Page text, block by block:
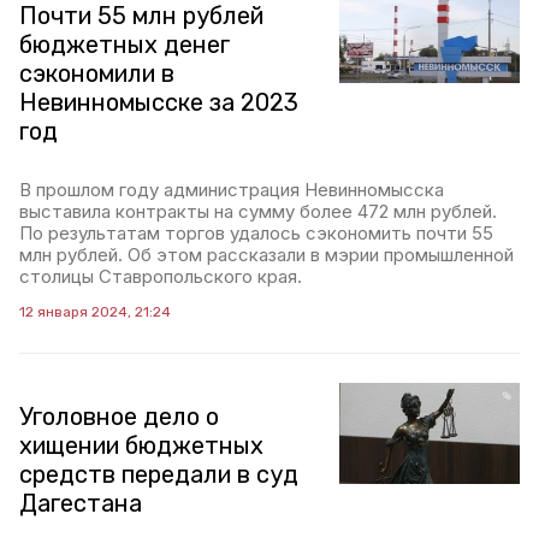
Почти 55 млн рублей
бюджетных денег
сэкономили в
Невинномысске за 2023
год
В прошлом году администрация Невинномысска
выставила контракты на сумму более 472 млн рублей.
По результатам торгов удалось сэкономить почти 55
млн рублей. Об этом рассказали в мэрии промышленной
столицы Ставропольского края.
12 января 2024, 21:24
Уголовное дело о
хищении бюджетных
средств передали в суд
Дагестана